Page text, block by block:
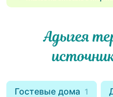
Адыгея
Гостевые дома 1